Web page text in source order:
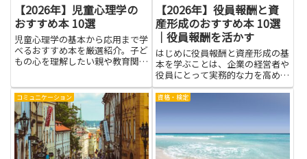
【2026年】児童心理学の
おすすめ本 10選
児童心理学の基本から応用まで学
べるおすすめ本を厳選紹介。子ど
もの心を理解したい親や教育関係
【2026年】役員報酬と資
産形成のおすすめ本 10選
｜役員報酬を活かす
はじめに役員報酬と資産形成の基
本を学ぶことは、企業の経営者や
役員にとって実務的な力を高める
近道になります。報酬の仕組みや
税制の扱いを理解すれば、収入の
くなり、手元資金の最適化や将来
形...
コミュニケーション 資格・検定